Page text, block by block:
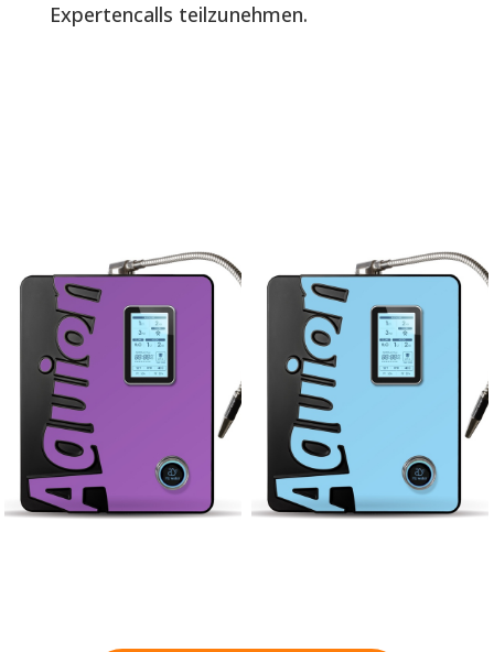
Expertencalls teilzunehmen.